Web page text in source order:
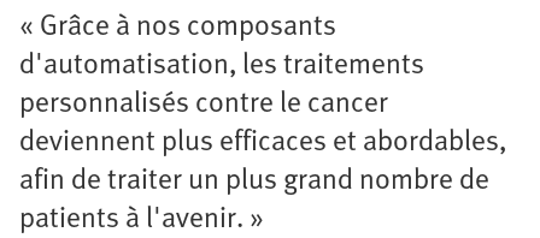
« Grâce à nos composants
d'automatisation, les traitements
personnalisés contre le cancer
deviennent plus efficaces et abordables,
afin de traiter un plus grand nombre de
patients à l'avenir. »